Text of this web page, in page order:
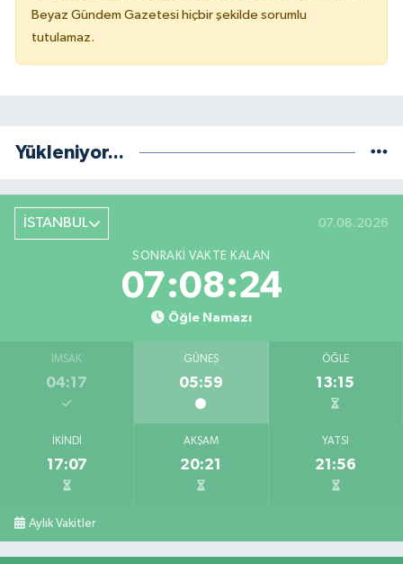
Beyaz Gündem Gazetesi hiçbir şekilde sorumlu
tutulamaz.
Yükleniyor...
İSTANBUL 07.08.2026
SONRAKI VAKTE KALAN
07:08:24
Öğle Namazı
İMSAK
04:17
GÜNEŞ
05:59
ÖĞLE
13:15
İKINDI
17:07
AKŞAM
20:21
YATSI
21:56
Aylık Vakitler